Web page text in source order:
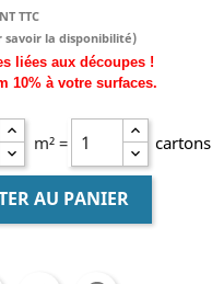
TTC
savoir la disponibilité)
liées aux découpes !
10% à votre surfaces.
m² = cartons
AU PANIER